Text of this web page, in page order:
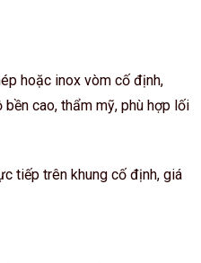
hoặc inox vòm cố định,
cao, thẩm mỹ, phù hợp lối
tiếp trên khung cố định, giá